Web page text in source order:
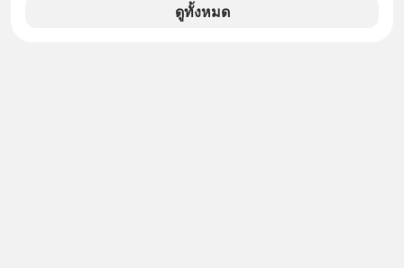
เก่าที่เขาเคยทำไว้ ตอนยังอยู่บริษัท
ดูทั้งหมด